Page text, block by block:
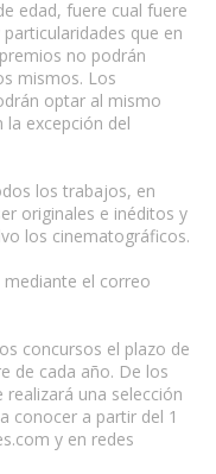
edad, fuere cual fuere
que en
no podrán
mismos. Los
optar al mismo
excepción del
los trabajos, en
originales e inéditos y
los cinematográficos.
mediante el correo
concursos el plazo de
de cada año. De los
una selección
conocer a partir del 1
y en redes